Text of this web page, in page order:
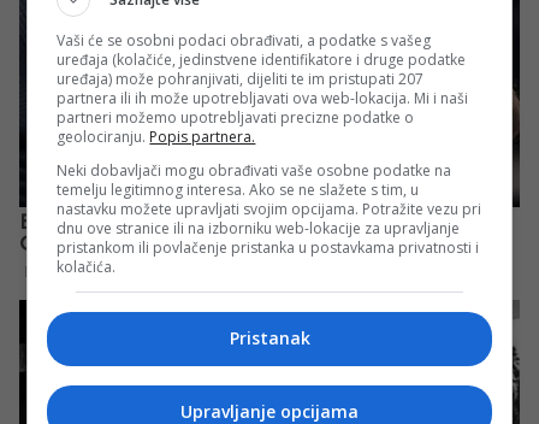
Vaši će se osobni podaci obrađivati, a podatke s vašeg
uređaja (kolačiće, jedinstvene identifikatore i druge podatke
uređaja) može pohranjivati, dijeliti te im pristupati 207
partnera ili ih može upotrebljavati ova web-lokacija. Mi i naši
partneri možemo upotrebljavati precizne podatke o
geolociranju. Popis partnera.
Neki dobavljači mogu obrađivati vaše osobne podatke na
temelju legitimnog interesa. Ako se ne slažete s tim, u
nastavku možete upravljati svojim opcijama. Potražite vezu pri
dnu ove stranice ili na izborniku web-lokacije za upravljanje
pristankom ili povlačenje pristanka u postavkama privatnosti i
kolačića.
Pristanak
Upravljanje opcijama